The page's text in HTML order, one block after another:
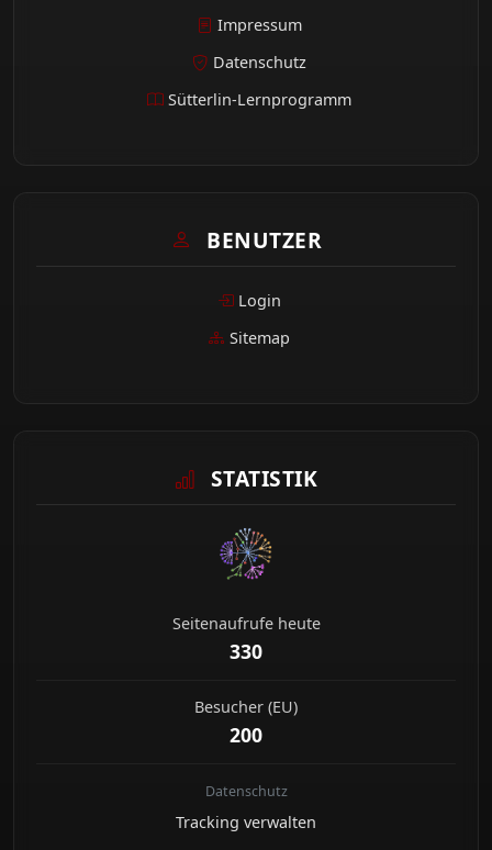
Impressum
Datenschutz
Sütterlin-Lernprogramm
BENUTZER
Login
Sitemap
STATISTIK
Seitenaufrufe heute
330
Besucher (EU)
200
Datenschutz
Tracking verwalten